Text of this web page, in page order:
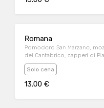
Romana
Pomodoro San Marzano,
del Cantabrico, capperi di
Solo cena
13.00 €